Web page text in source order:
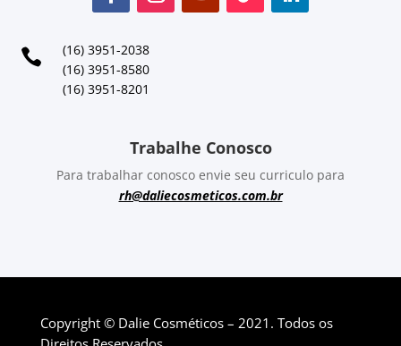

(16) 3951-2038
(16) 3951-8580
(16) 3951-8201
Trabalhe Conosco
Para trabalhar conosco envie seu curriculo para
rh@daliecosmeticos.com.br
Copyright © Dalie Cosméticos – 2021. Todos os